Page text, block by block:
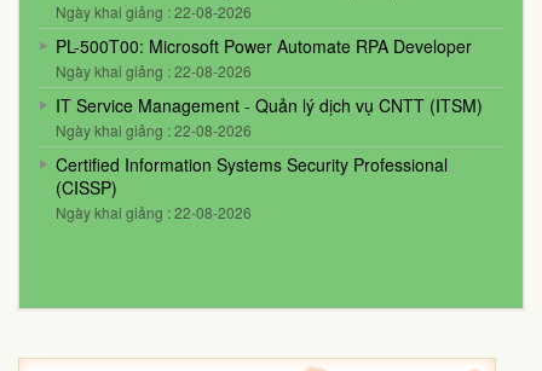
Ngày khai giảng : 22-08-2026
PL-500T00: Microsoft Power Automate RPA Developer
Ngày khai giảng : 22-08-2026
IT Service Management - Quản lý dịch vụ CNTT (ITSM)
Ngày khai giảng : 22-08-2026
Certified Information Systems Security Professional
(CISSP)
Ngày khai giảng : 22-08-2026